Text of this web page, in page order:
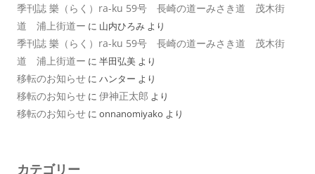
季刊誌 樂（らく）ra-ku 59号 長崎の道ーみさき道 茂木街
道 浦上街道ー に 山内ひろみ より
季刊誌 樂（らく）ra-ku 59号 長崎の道ーみさき道 茂木街
道 浦上街道ー に 半田弘美 より
移転のお知らせ に ハンター より
移転のお知らせ に 伊神正太郎 より
移転のお知らせ に onnanomiyako より
カテゴリー